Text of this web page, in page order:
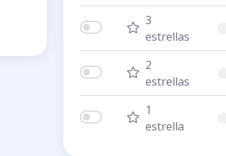
3
estrellas
2
estrellas
1
estrella